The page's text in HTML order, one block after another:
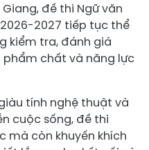
đề thi Ngữ văn
2027 tiếp tục thể
kiểm tra, đánh giá
chất và năng lực
tính nghệ thuật và
cuộc sống, đề thi
mà còn khuyến khích